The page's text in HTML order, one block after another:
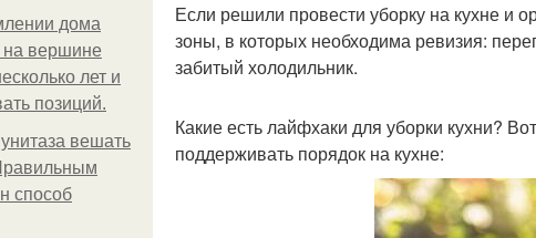
дома
на вершине
лет и
позиций.
вешать
способ
Если решили провести уборку на кухне и
зоны, в которых необходима ревизия:
забитый холодильник.
Какие есть лайфхаки для уборки кухни?
поддерживать порядок на кухне: